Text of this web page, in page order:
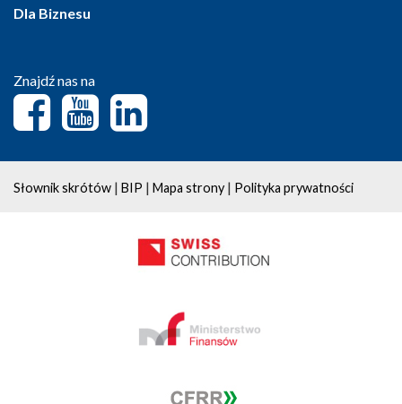
Dla Biznesu
Znajdź nas na
Słownik skrótów | BIP | Mapa strony | Polityka prywatności